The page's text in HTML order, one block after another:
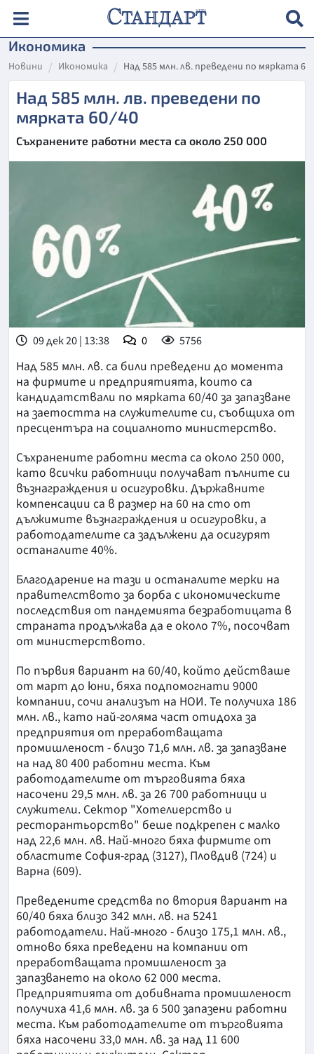
Икономика
Новини Икономика Над 585 млн. лв. преведени по мярката
Над 585 млн. лв. преведени по
мярката 60/40
Съхранените работни места са около 250 000
09 дек 20 | 13:38 0 5756
Над 585 млн. лв. са били преведени до момента
на фирмите и предприятията, които са
кандидатствали по мярката 60/40 за запазване
на заетостта на служителите си, съобщиха от
пресцентъра на социалното министерство.
Съхранените работни места са около 250 000,
като всички работници получават пълните си
възнаграждения и осигуровки. Държавните
компенсации са в размер на 60 на сто от
дължимите възнаграждения и осигуровки, а
работодателите са задължени да осигурят
останалите 40%.
Благодарение на тази и останалите мерки на
правителството за борба с икономическите
последствия от пандемията безработицата в
страната продължава да е около 7%, посочват
от министерството.
По първия вариант на 60/40, който действаше
от март до юни, бяха подпомогнати 9000
компании, сочи анализът на НОИ. Те получиха 186
млн. лв., като най-голяма част отидоха за
предприятия от преработващата
промишленост - близо 71,6 млн. лв. за запазване
на над 80 400 работни места. Към
работодателите от търговията бяха
насочени 29,5 млн. лв. за 26 700 работници и
служители. Сектор "Хотелиерство и
ресторантьорство" беше подкрепен с малко
над 22,6 млн. лв. Най-много бяха фирмите от
областите София-град (3127), Пловдив (724) и
Варна (609).
Преведените средства по втория вариант на
60/40 бяха близо 342 млн. лв. на 5241
работодатели. Най-много - близо 175,1 млн. лв.,
отново бяха преведени на компании от
преработващата промишленост за
запазването на около 62 000 места.
Предприятията от добивната промишленост
получиха 41,6 млн. лв. за 6 500 запазени работни
места. Към работодателите от търговията
бяха насочени 33,0 млн. лв. за над 11 600